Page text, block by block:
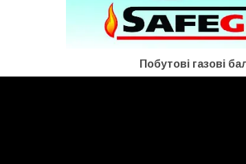
Побутові газові